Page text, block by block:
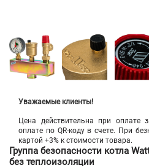
Уважаемые клиенты!
Цена действительна при оплате
оплате по QR-коду в счете. При
картой +3% к стоимости товара.
Группа безопасности котла
без теплоизоляции